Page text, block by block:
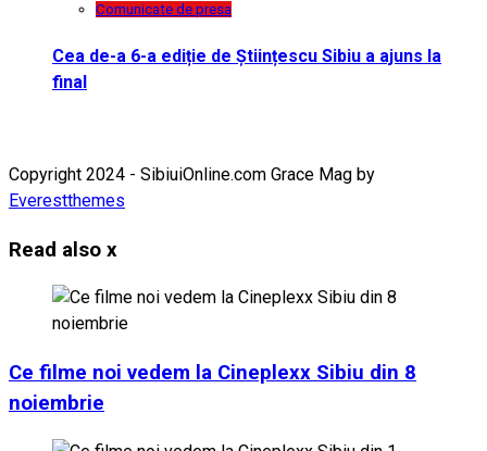
Comunicate de presa
Cea de-a 6-a ediție de Științescu Sibiu a ajuns la
final
Copyright 2024 - SibiuiOnline.com Grace Mag by
Everestthemes
Read also x
Ce filme noi vedem la Cineplexx Sibiu din 8
noiembrie